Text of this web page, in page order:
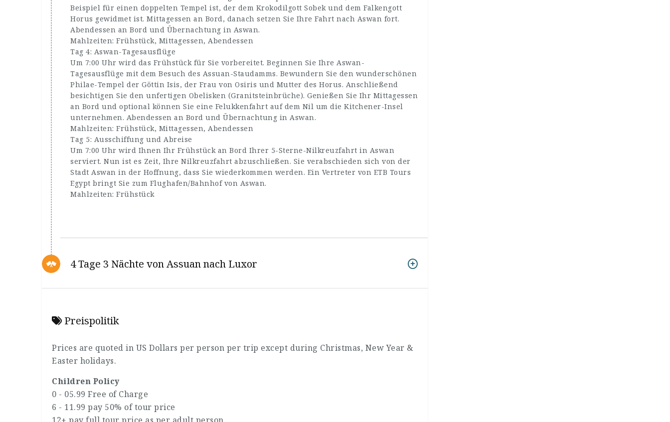
Beispiel für einen doppelten Tempel ist, der dem Krokodilgott Sobek und dem Falkengott
Horus gewidmet ist. Mittagessen an Bord, danach setzen Sie Ihre Fahrt nach Aswan fort.
Abendessen an Bord und Übernachtung in Aswan.
Mahlzeiten: Frühstück, Mittagessen, Abendessen
Tag 4: Aswan-Tagesausflüge
Um 7:00 Uhr wird das Frühstück für Sie vorbereitet. Beginnen Sie Ihre Aswan-
Tagesausflüge mit dem Besuch des Assuan-Staudamms. Bewundern Sie den wunderschönen
Philae-Tempel der Göttin Isis, der Frau von Osiris und Mutter des Horus. Anschließend
besichtigen Sie den unfertigen Obelisken (Granitsteinbrüche). Genießen Sie Ihr Mittagessen
an Bord und optional können Sie eine Felukkenfahrt auf dem Nil um die Kitchener-Insel
unternehmen. Abendessen an Bord und Übernachtung in Aswan.
Mahlzeiten: Frühstück, Mittagessen, Abendessen
Tag 5: Ausschiffung und Abreise
Um 7:00 Uhr wird Ihnen Ihr Frühstück an Bord Ihrer 5-Sterne-Nilkreuzfahrt in Aswan
serviert. Nun ist es Zeit, Ihre Nilkreuzfahrt abzuschließen. Sie verabschieden sich von der
Stadt Aswan in der Hoffnung, dass Sie wiederkommen werden. Ein Vertreter von ETB Tours
Egypt bringt Sie zum Flughafen/Bahnhof von Aswan.
Mahlzeiten: Frühstück
4 Tage 3 Nächte von Assuan nach Luxor
Preispolitik
Prices are quoted in US Dollars per person per trip except during Christmas, New Year &
Easter holidays.
Children Policy
0 - 05.99 Free of Charge
6 - 11.99 pay 50% of tour price